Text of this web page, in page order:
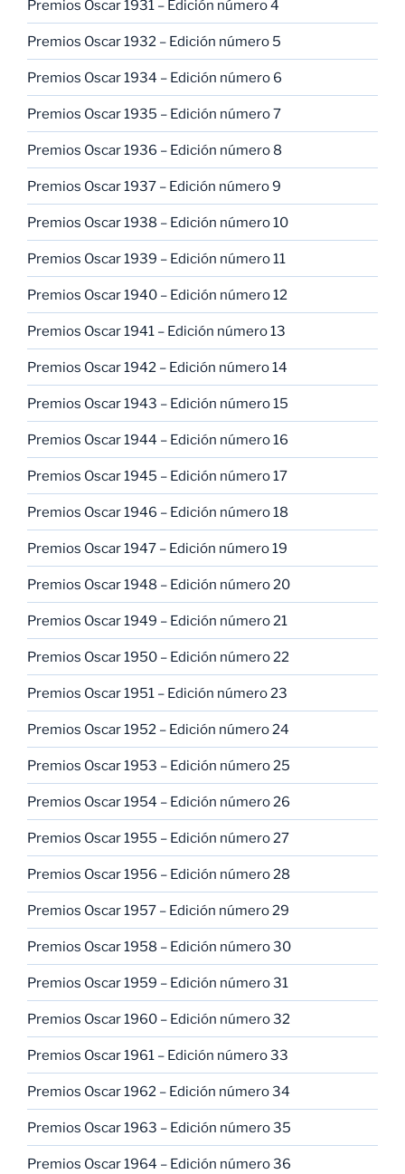
Premios Oscar 1931 – Edición número 4
Premios Oscar 1932 – Edición número 5
Premios Oscar 1934 – Edición número 6
Premios Oscar 1935 – Edición número 7
Premios Oscar 1936 – Edición número 8
Premios Oscar 1937 – Edición número 9
Premios Oscar 1938 – Edición número 10
Premios Oscar 1939 – Edición número 11
Premios Oscar 1940 – Edición número 12
Premios Oscar 1941 – Edición número 13
Premios Oscar 1942 – Edición número 14
Premios Oscar 1943 – Edición número 15
Premios Oscar 1944 – Edición número 16
Premios Oscar 1945 – Edición número 17
Premios Oscar 1946 – Edición número 18
Premios Oscar 1947 – Edición número 19
Premios Oscar 1948 – Edición número 20
Premios Oscar 1949 – Edición número 21
Premios Oscar 1950 – Edición número 22
Premios Oscar 1951 – Edición número 23
Premios Oscar 1952 – Edición número 24
Premios Oscar 1953 – Edición número 25
Premios Oscar 1954 – Edición número 26
Premios Oscar 1955 – Edición número 27
Premios Oscar 1956 – Edición número 28
Premios Oscar 1957 – Edición número 29
Premios Oscar 1958 – Edición número 30
Premios Oscar 1959 – Edición número 31
Premios Oscar 1960 – Edición número 32
Premios Oscar 1961 – Edición número 33
Premios Oscar 1962 – Edición número 34
Premios Oscar 1963 – Edición número 35
Premios Oscar 1964 – Edición número 36